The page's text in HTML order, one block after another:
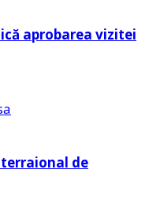
aprobarea vizitei
de